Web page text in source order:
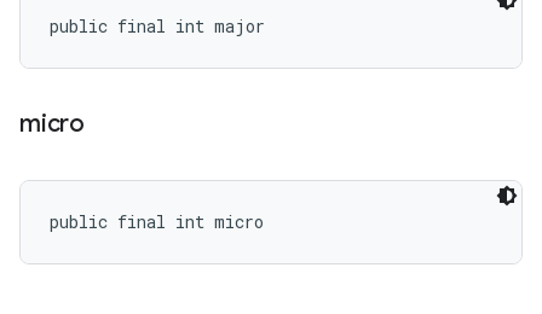
public final int major
micro
public final int micro